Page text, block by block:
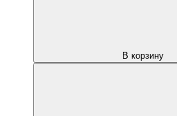
В корзину